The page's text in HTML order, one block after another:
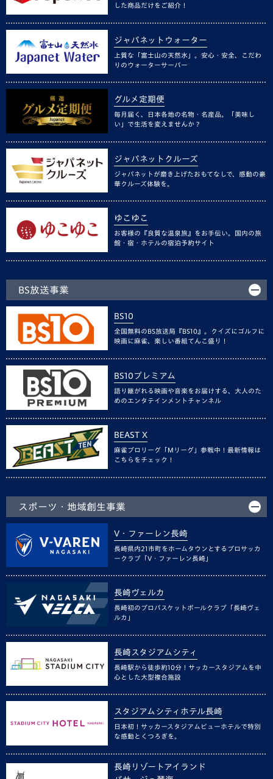
した商品だけをご紹介！
ジャパネットウォーター
上質な「富士山の天然水」。安心・安全、こだわ
りのウォーターサーバー
グルメ定期便
毎月届く、日本各地の名物・名産品。「美味し
い」で生活を変えませんか？
ジャパネットクルーズ
ジャパネットが磨き上げたおもてなしで、感動の豪
華クルーズ体験を。
ゆこゆこ
お客様の『良質な温泉旅』をお手伝い。国内の旅
館・宿・ホテルの宿泊予約サイト
BS放送事業
BS10
全国無料のBS放送局『BS10』。クイズにゴルフに
映画に麻雀、楽しい番組てんこ盛り！
BS10プレミアム
語り継がれる映画や音楽をお届けする、大人のた
めのエンタテインメントチャンネル
BEAST X
麻雀プロリーグ「Mリーグ」参戦中！最新情報は
こちらをチェック！
スポーツ・地域創生事業
V・ファーレン長崎
長崎県内21市町をホームタウンとするプロサッカ
ークラブ「V・ファーレン長崎」
長崎ヴェルカ
長崎初のプロバスケットボールクラブ「長崎ヴェ
ルカ」
長崎スタジアムシティ
長崎駅から徒歩約10分！サッカースタジアムを中
心とした大型複合施設
スタジアムシティホテル長崎
日本初！サッカースタジアムビューホテルで特別
な感動とくつろぎを。
長崎リゾートアイランド